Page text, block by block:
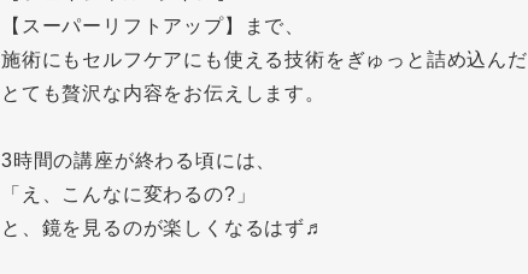
【スーパーリフトアップ】まで、
施術にもセルフケアにも使える技術をぎゅっと詰め込んだ
とても贅沢な内容をお伝えします。
3時間の講座が終わる頃には、
「え、こんなに変わるの?」
と、鏡を見るのが楽しくなるはず♬